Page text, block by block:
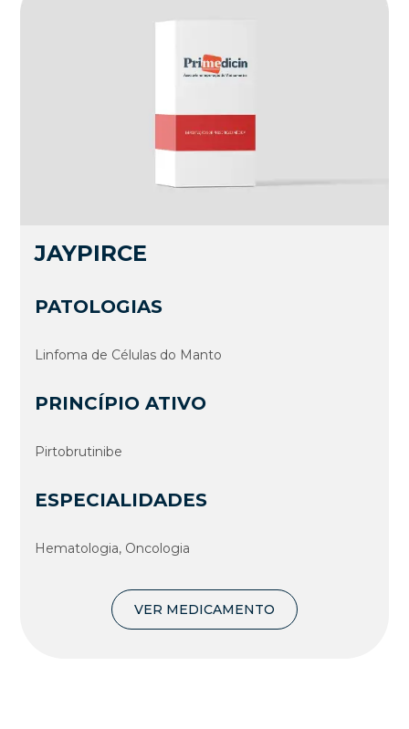
JAYPIRCE
PATOLOGIAS
Linfoma de Células do Manto
PRINCÍPIO ATIVO
Pirtobrutinibe
ESPECIALIDADES
Hematologia, Oncologia
VER MEDICAMENTO